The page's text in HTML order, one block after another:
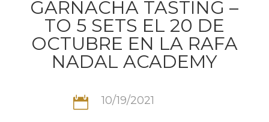
GARNACHA TASTING –
TO 5 SETS EL 20 DE
OCTUBRE EN LA RAFA
NADAL ACADEMY
 10/19/2021